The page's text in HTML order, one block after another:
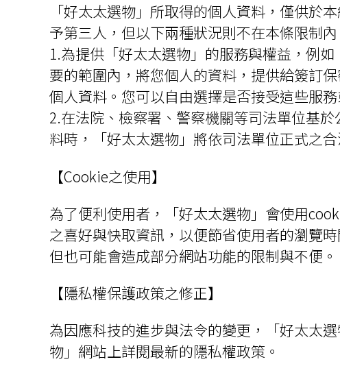
「好太太選物」所取得的個人資料，僅供於
予第三人，但以下兩種狀況則不在本條限制內
1.為提供「好太太選物」的服務與權益，例
要的範圍內，將您個人的資料，提供給簽訂
個人資料。您可以自由選擇是否接受這些服務
2.在法院、檢察署、警察機關等司法單位基
料時，「好太太選物」將依司法單位正式之
【Cookie之使用】
為了便利使用者，「好太太選物」會使用
之喜好與快取資訊，以便節省使用者的瀏覽
但也可能會造成部分網站功能的限制與不便。
【隱私權保護政策之修正】
為因應科技的進步與法令的變更，「好太太
物」網站上詳閱最新的隱私權政策。